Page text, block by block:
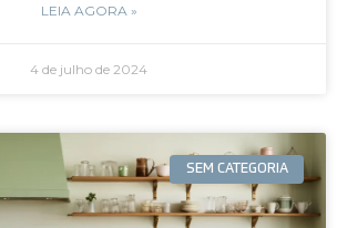
LEIA AGORA »
4 de julho de 2024
SEM CATEGORIA